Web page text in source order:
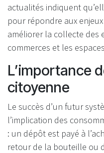
actualités indiquent
pour répondre aux
améliorer la collecte des
commerces et les
L’importance
citoyenne
Le succès d’un futur
l’implication des
: un dépôt est payé à
retour de la bouteille ou